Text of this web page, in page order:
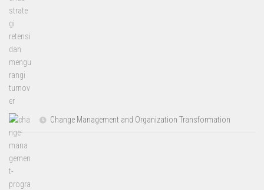
Change Management and Organization Transformation